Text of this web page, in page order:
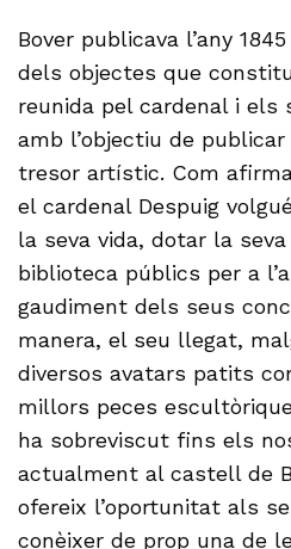
Bover publicava l’any
dels objectes que
reunida pel cardenal i els
amb l’objectiu de
tresor artístic. Com
el cardenal Despuig
la seva vida, dotar la
biblioteca públics per a
gaudiment dels seus
manera, el seu llegat,
diversos avatars patits
millors peces
ha sobreviscut fins els
actualment al castell de
ofereix l’oportunitat als
conèixer de prop una de